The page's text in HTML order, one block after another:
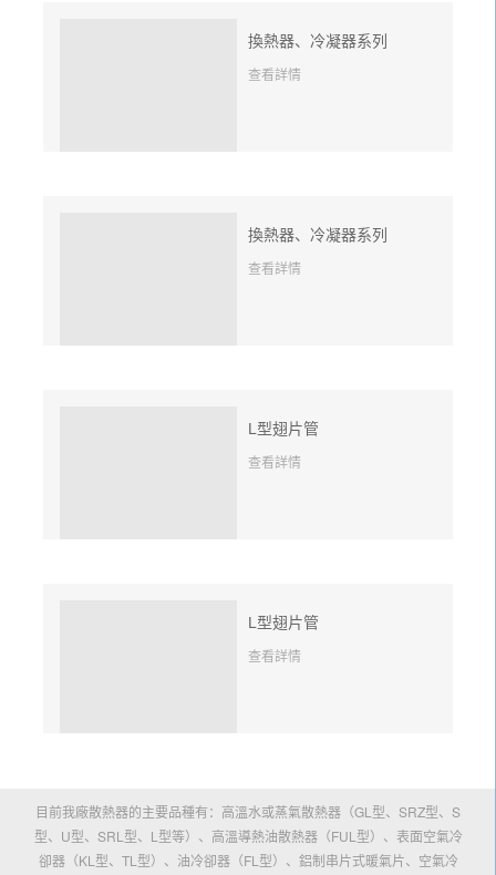
換熱器、冷凝器系列
查看詳情
換熱器、冷凝器系列
查看詳情
L型翅片管
查看詳情
L型翅片管
查看詳情
目前我廠散熱器的主要品種有：高溫水或蒸氣散熱器（GL型、SRZ型、S
型、U型、SRL型、L型等）、高溫導熱油散熱器（FUL型）、表面空氣冷
卻器（KL型、TL型）、油冷卻器（FL型）、鋁制串片式暖氣片、空氣冷